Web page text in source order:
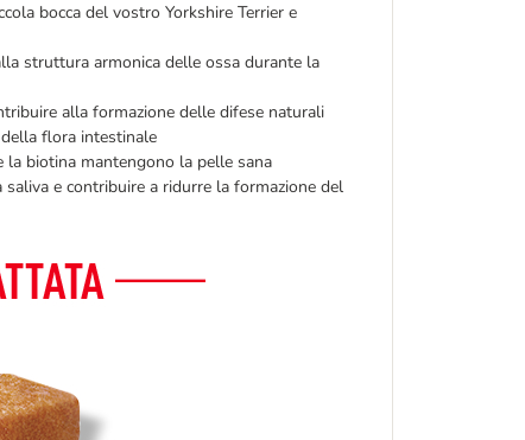
bocca del vostro Yorkshire Terrier e
struttura armonica delle ossa durante la
alla formazione delle difese naturali
flora intestinale
la biotina mantengono la pelle sana
e contribuire a ridurre la formazione del